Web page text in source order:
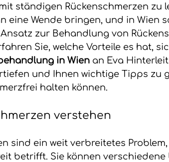
ständigen Rückenschmerzen zu
eine Wende bringen, und in Wien
zur Behandlung von
Sie, welche Vorteile es hat,
in Wien an Eva
und Ihnen wichtige Tipps zu
halten können.
verstehen
sind ein weit verbreitetes
betrifft. Sie können